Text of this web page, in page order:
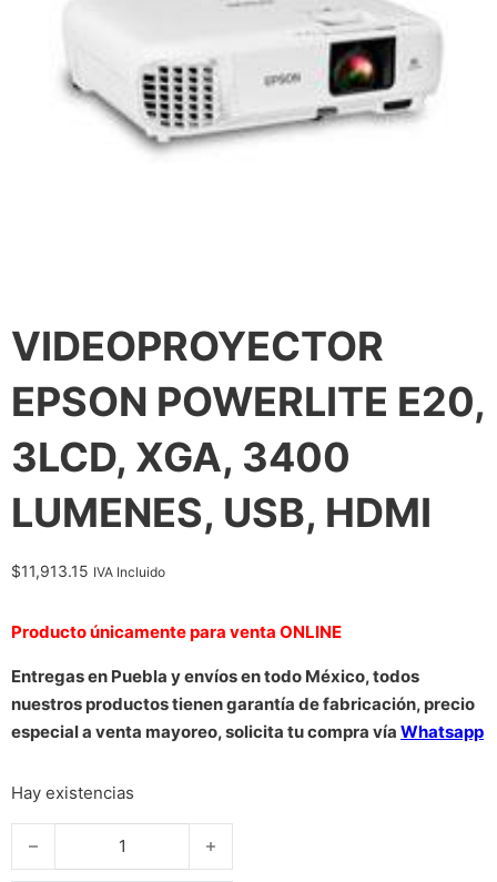
VIDEOPROYECTOR
EPSON POWERLITE E20,
3LCD, XGA, 3400
LUMENES, USB, HDMI
$11,913.15 IVA Incluido
Producto únicamente para venta ONLINE
Entregas en Puebla y envíos en todo México, todos
nuestros productos tienen garantía de fabricación, precio
especial a venta mayoreo, solicita tu compra vía Whatsapp
Hay existencias
VIDEOPROYECTOR EPSON POWERLITE E20, 3LCD, XGA,